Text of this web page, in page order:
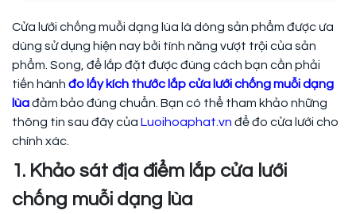
Cửa lưới chống muỗi dạng lùa là dòng sản phẩm được ưa
dùng sử dụng hiện nay bởi tính năng vượt trội của sản
phẩm. Song, để lắp đặt được đúng cách bạn cần phải
tiến hành đo lấy kích thước lắp cửa lưới chống muỗi dạng
lùađảm bảo đúng chuẩn. Bạn có thể tham khảo những
thông tin sau đây của Luoihoaphat.vn để đo cửa lưới cho
chính xác.
1. Khảo sát địa điểm lắp cửa lưới
chống muỗi dạng lùa